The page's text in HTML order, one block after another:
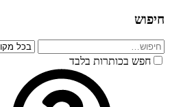
חיפוש
חפש בכותרות בלבד